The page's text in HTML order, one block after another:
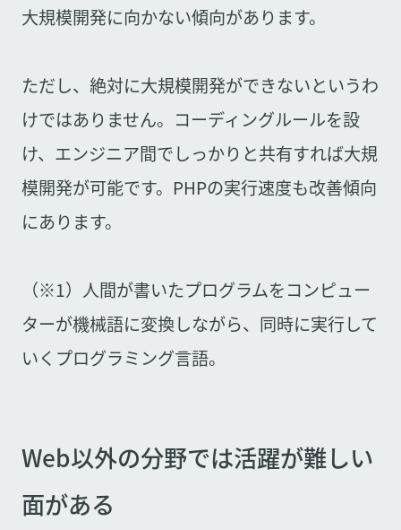
大規模開発に向かない傾向があります。
ただし、絶対に大規模開発ができないというわ
けではありません。コーディングルールを設
け、エンジニア間でしっかりと共有すれば大規
模開発が可能です。PHPの実行速度も改善傾向
にあります。
（※1）人間が書いたプログラムをコンピュー
ターが機械語に変換しながら、同時に実行して
いくプログラミング言語。
Web以外の分野では活躍が難しい
面がある